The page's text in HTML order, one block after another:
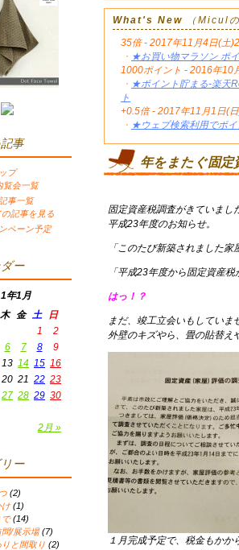
What's New （Micul
35倍 - 2017年11月4日(土
・ ★お買い物マラソン ポ
1000ポイント - 2016年10
・ ★ポイント貯まる-楽天
ト
+0.5倍 - 2017年11月1日(
・ ★ウェブ検索利用でポ
年をまたぐ固定
固定資産税調査がきていまし
平成23年度のお知らせ。
「このたび新築されました家
「平成23年度から固定資産
はっ！？
まだ、竣工立会いもしていま
外壁のキズやら、畳の貼替え
１月完成予定で、税金もか
事
プ
覧会一覧
事一覧
の記事を見る
ペーン予定
ー
年1月
木 金 土 日
2月 »
1
2
6 7 8
9
13 14 15 16
20 21 22 23
27 28 29 30
ー
(2)
け (1)
で(14)
問/展示場(7)
りと間取り (2)